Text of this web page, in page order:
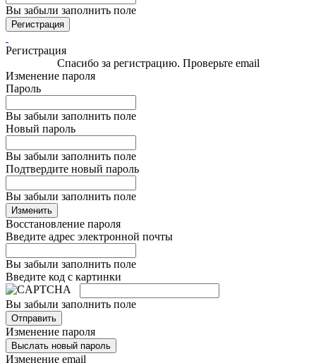
Вы забыли заполнить поле
Регистрация
Регистрация
Спасибо за регистрацию. Проверьте email
Изменение пароля
Пароль
Вы забыли заполнить поле
Новый пароль
Вы забыли заполнить поле
Подтвердите новый пароль
Вы забыли заполнить поле
Изменить
Восстановление пароля
Введите адрес электронной почты
Вы забыли заполнить поле
Введите код с картинки
Вы забыли заполнить поле
Отправить
Изменение пароля
Выслать новый пароль
Изменение email